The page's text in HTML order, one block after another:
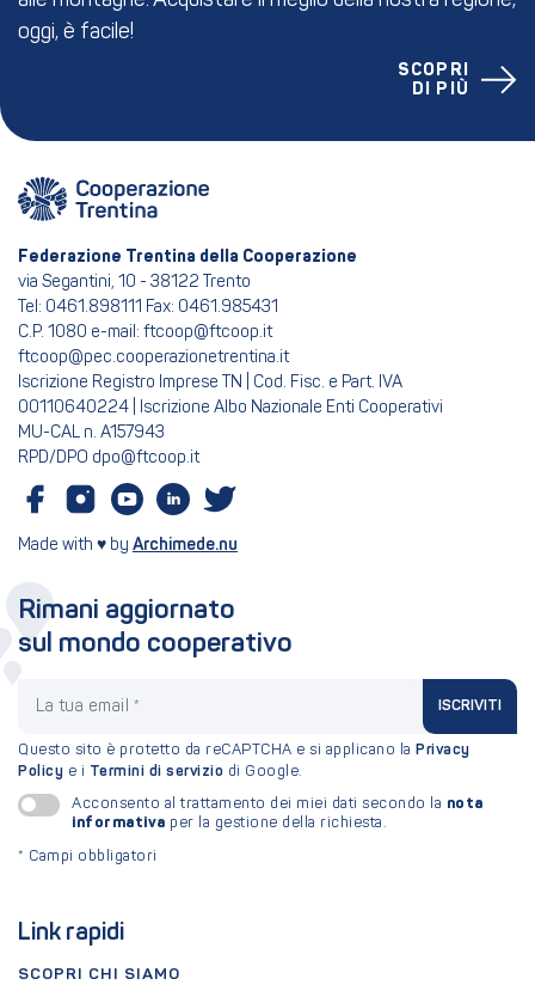
oggi, è facile!
SCOPRI
DI PIÙ
Federazione Trentina della Cooperazione
via Segantini, 10 - 38122 Trento
Tel: 0461.898111 Fax: 0461.985431
C.P. 1080 e-mail: ftcoop@ftcoop.it
ftcoop@pec.cooperazionetrentina.it
Iscrizione Registro Imprese TN | Cod. Fisc. e Part. IVA
00110640224 | Iscrizione Albo Nazionale Enti Cooperativi
MU-CAL n. A157943
RPD/DPO dpo@ftcoop.it
Made with ♥ by Archimede.nu
Link rapidi
SCOPRI CHI SIAMO
Rimani aggiornato
sul mondo cooperativo
ISCRIVITI
Questo sito è protetto da reCAPTCHA e si applicano la Privacy
Policy e i Termini di servizio di Google.
Acconsento al trattamento dei miei dati secondo la nota
informativa per la gestione della richiesta.
* Campi obbligatori